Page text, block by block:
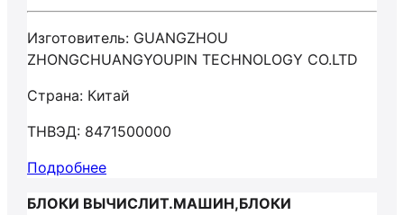
Изготовитель: GUANGZHOU
ZHONGCHUANGYOUPIN TECHNOLOGY CO.LTD
Страна: Китай
ТНВЭД: 8471500000
Подробнее
БЛОКИ ВЫЧИСЛИТ.МАШИН,БЛОКИ